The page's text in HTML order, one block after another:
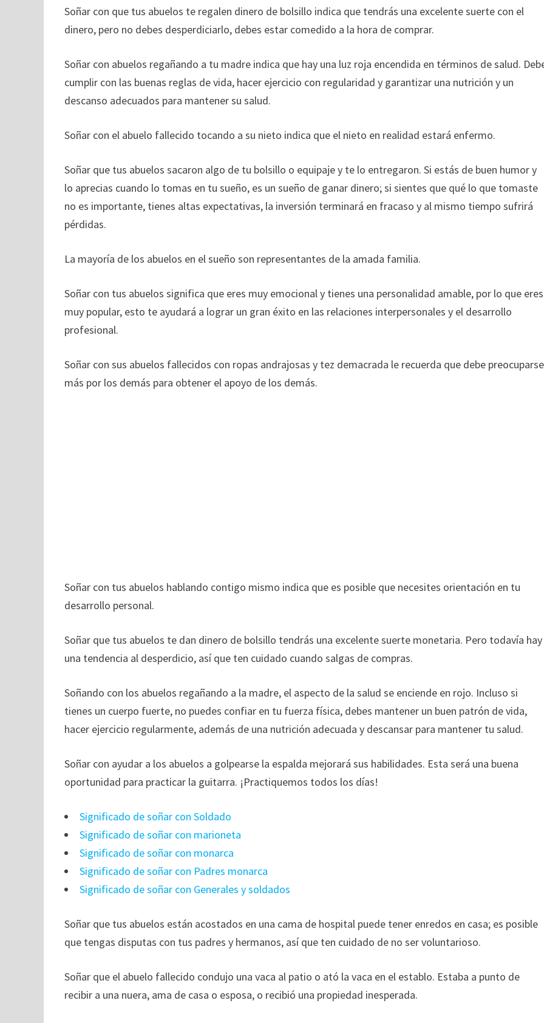
Soñar con que tus abuelos te regalen dinero de bolsillo indica que tendrás una excelente suerte con el
dinero, pero no debes desperdiciarlo, debes estar comedido a la hora de comprar.
Soñar con abuelos regañando a tu madre indica que hay una luz roja encendida en términos de salud.
cumplir con las buenas reglas de vida, hacer ejercicio con regularidad y garantizar una nutrición y un
descanso adecuados para mantener su salud.
Soñar con el abuelo fallecido tocando a su nieto indica que el nieto en realidad estará enfermo.
Soñar que tus abuelos sacaron algo de tu bolsillo o equipaje y te lo entregaron. Si estás de buen humor y
lo aprecias cuando lo tomas en tu sueño, es un sueño de ganar dinero; si sientes que qué lo que tomaste
no es importante, tienes altas expectativas, la inversión terminará en fracaso y al mismo tiempo sufrirá
pérdidas.
La mayoría de los abuelos en el sueño son representantes de la amada familia.
Soñar con tus abuelos significa que eres muy emocional y tienes una personalidad amable, por lo que eres
muy popular, esto te ayudará a lograr un gran éxito en las relaciones interpersonales y el desarrollo
profesional.
Soñar con sus abuelos fallecidos con ropas andrajosas y tez demacrada le recuerda que debe preocuparse
más por los demás para obtener el apoyo de los demás.
Soñar con tus abuelos hablando contigo mismo indica que es posible que necesites orientación en tu
desarrollo personal.
Soñar que tus abuelos te dan dinero de bolsillo tendrás una excelente suerte monetaria. Pero todavía hay
una tendencia al desperdicio, así que ten cuidado cuando salgas de compras.
Soñando con los abuelos regañando a la madre, el aspecto de la salud se enciende en rojo. Incluso si
tienes un cuerpo fuerte, no puedes confiar en tu fuerza física, debes mantener un buen patrón de vida,
hacer ejercicio regularmente, además de una nutrición adecuada y descansar para mantener tu salud.
Soñar con ayudar a los abuelos a golpearse la espalda mejorará sus habilidades. Esta será una buena
oportunidad para practicar la guitarra. ¡Practiquemos todos los días!
Significado de soñar con Soldado
Significado de soñar con marioneta
Significado de soñar con monarca
Significado de soñar con Padres monarca
Significado de soñar con Generales y soldados
Soñar que tus abuelos están acostados en una cama de hospital puede tener enredos en casa; es posible
que tengas disputas con tus padres y hermanos, así que ten cuidado de no ser voluntarioso.
Soñar que el abuelo fallecido condujo una vaca al patio o ató la vaca en el establo. Estaba a punto de
recibir a una nuera, ama de casa o esposa, o recibió una propiedad inesperada.